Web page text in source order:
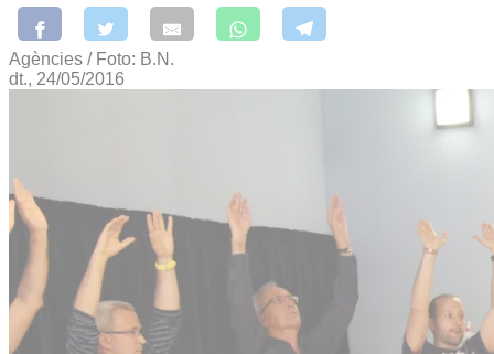
Agències / Foto: B.N.
dt., 24/05/2016